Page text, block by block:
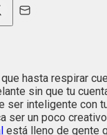
hasta respirar
sin que tu
ser inteligente con
ser un poco
está lleno de gente